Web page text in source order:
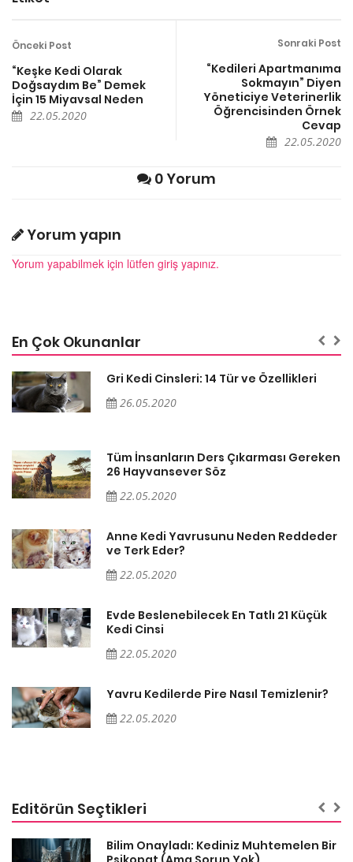
Önceki Post
“Keşke Kedi Olarak
Doğsaydım Be” Demek
İçin 15 Miyavsal Neden
22.05.2020
Sonraki Post
“Kedileri Apartmanıma
Sokmayın” Diyen
Yöneticiye Veterinerlik
Öğrencisinden Örnek
Cevap
22.05.2020
0 Yorum
Yorum yapın
Yorum yapabilmek için lütfen giriş yapınız.
En Çok Okunanlar
Gri Kedi Cinsleri: 14 Tür ve Özellikleri
26.05.2020
Tüm İnsanların Ders Çıkarması Gereken
26 Hayvansever Söz
22.05.2020
Anne Kedi Yavrusunu Neden Reddeder
ve Terk Eder?
22.05.2020
Evde Beslenebilecek En Tatlı 21 Küçük
Kedi Cinsi
22.05.2020
Yavru Kedilerde Pire Nasıl Temizlenir?
22.05.2020
Editörün Seçtikleri
Bilim Onayladı: Kediniz Muhtemelen Bir